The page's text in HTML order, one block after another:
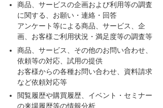
商品、サービスの企画および利用等の調査
に関する、お願い・連絡・回答
アンケート等による商品、サービス、企
画、お客様ご利用状況・満足度等の調査等
商品、サービス、その他のお問い合わせ、
依頼等の対応、試用の提供
お客様からの各種お問い合わせ、資料請求
など依頼対応等
閲覧履歴や購買履歴、イベント・セミナー
の来場履歴等の情報分析